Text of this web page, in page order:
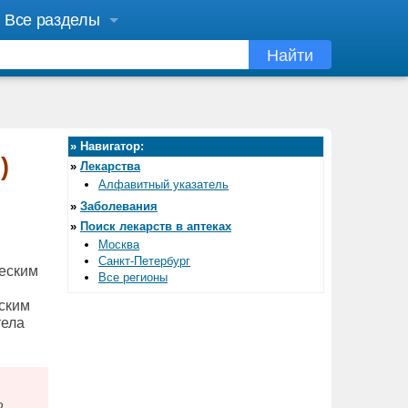
Все разделы
Найти
» Навигатор:
» Лекарства
Алфавитный указатель
» Заболевания
» Поиск лекарств в аптеках
Москва
Санкт-Петербург
Все регионы